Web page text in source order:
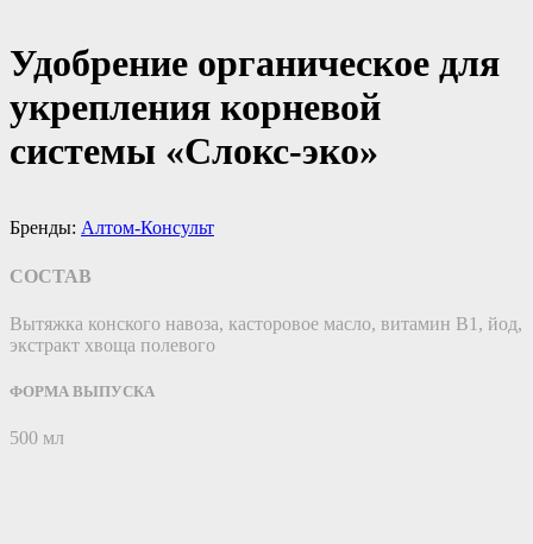
Удобрение органическое для
укрепления корневой
системы «Слокс-эко»
Бренды: Алтом-Консульт
СОСТАВ
Вытяжка конского навоза, касторовое масло, витамин В1, йод,
экстракт хвоща полевого
ФОРМА ВЫПУСКА
500 мл